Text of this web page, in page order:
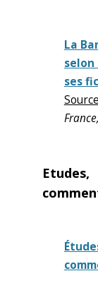
La
ses
Source